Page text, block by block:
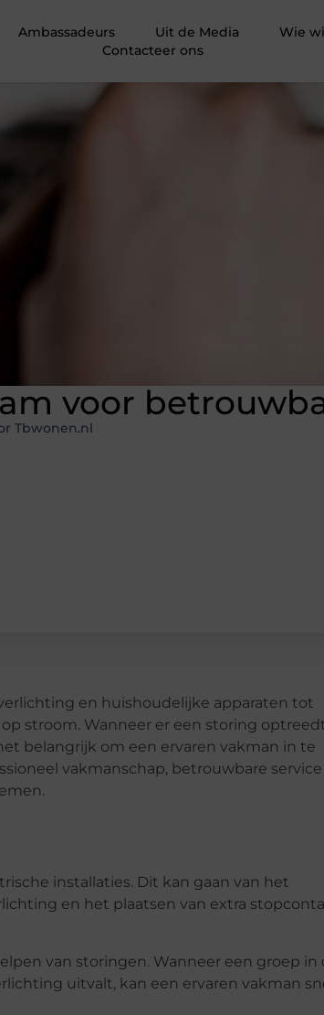
Ambassadeurs Uit de Media Wie
Contacteer ons
voor
Tbwonen.nl
en huishoudelijke apparaten tot
stroom. Wanneer er een storing
belangrijk om een ervaren vakman in te
vakmanschap, betrouwbare service
installaties. Dit kan gaan van het
en het plaatsen van extra
van storingen. Wanneer een groep in
uitvalt, kan een ervaren vakman